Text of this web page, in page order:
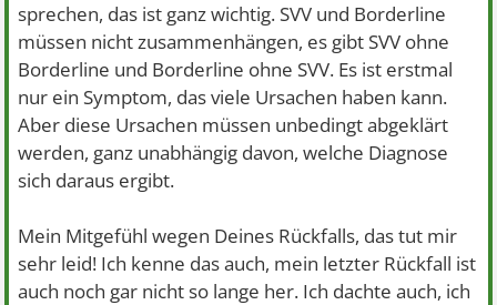
sprechen, das ist ganz wichtig. SVV und Borderline
müssen nicht zusammenhängen, es gibt SVV ohne
Borderline und Borderline ohne SVV. Es ist erstmal
nur ein Symptom, das viele Ursachen haben kann.
Aber diese Ursachen müssen unbedingt abgeklärt
werden, ganz unabhängig davon, welche Diagnose
sich daraus ergibt.
Mein Mitgefühl wegen Deines Rückfalls, das tut mir
sehr leid! Ich kenne das auch, mein letzter Rückfall ist
auch noch gar nicht so lange her. Ich dachte auch, ich